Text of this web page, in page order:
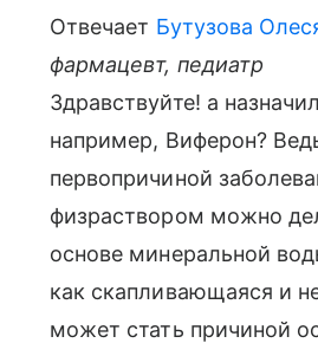
Отвечает Бутузова
фармацевт, педиатр
Здравствуйте! а
например, Виферон?
первопричиной
физраствором можно
основе минеральной
как скапливающаяся и
может стать причиной